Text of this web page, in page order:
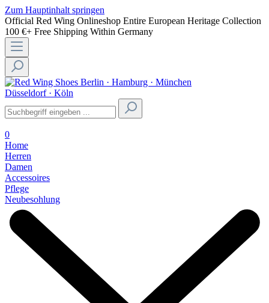
Zum Hauptinhalt springen
Official Red Wing Onlineshop Entire European Heritage Collection
100 €+ Free Shipping Within Germany
Berlin · Hamburg · München
Düsseldorf · Köln
0
Home
Herren
Damen
Accessoires
Pflege
Neubesohlung